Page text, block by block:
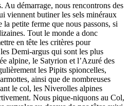
Au démarrage, nous rencontrons des
viennent butiner les sels minéraux
la petite ferme que nous passons, si
Tout le monde a donc
en tête les critères pour
Demi-argus qui sont les plus
alpine, le Satyrion et l’Azuré des
les Pipits spioncelles,
ainsi que de nombreuses
le col, les Niverolles alpines
Nous pique-niquons au Col,